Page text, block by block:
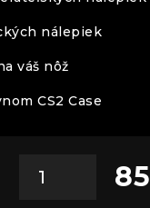
nálepiek
váš nôž
CS2 Case
85